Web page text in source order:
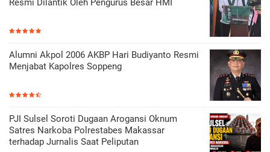
Resmi Dilantik Oleh Pengurus Besar HMI
Alumni Akpol 2006 AKBP Hari Budiyanto Resmi
Menjabat Kapolres Soppeng
PJI Sulsel Soroti Dugaan Arogansi Oknum
Satres Narkoba Polrestabes Makassar
terhadap Jurnalis Saat Peliputan